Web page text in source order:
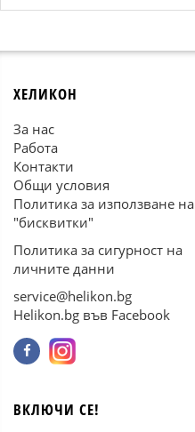
ХЕЛИКОН
За нас
Работа
Контакти
Общи условия
Политика за използване на
"бисквитки"
Политика за сигурност на
личните данни
service@helikon.bg
Helikon.bg във Facebook
ВКЛЮЧИ СЕ!